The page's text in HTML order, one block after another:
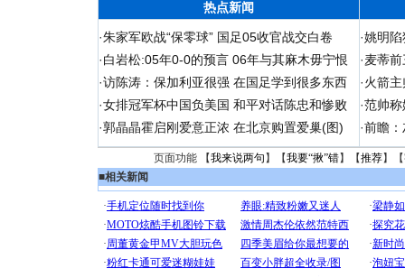
热点新闻
·朱家军欧战“保零球” 国足05收官战交白卷
·白岩松:05年0-0的预言 06年与其麻木毋宁恨
·访陈涛：保加利亚很强 在国足学到很多东西
·女排冠军杯中国负美国 和平对话陈忠和惨败
·郭晶晶霍启刚爱意正浓 在北京购置爱巢(图)
·姚明
·麦蒂
·火箭
·范帅
·前瞻
页面功能 【我来说两句 】【我要“揪”错】【推荐】
■相关新闻